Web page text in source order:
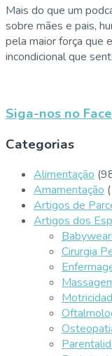
Mais do que um
sobre mães e pais,
pela maior força que
incondicional que
Siga-nos no
Categorias
Alimentação
Amamentação
Artigos de
Artigos dos
Cirurgia